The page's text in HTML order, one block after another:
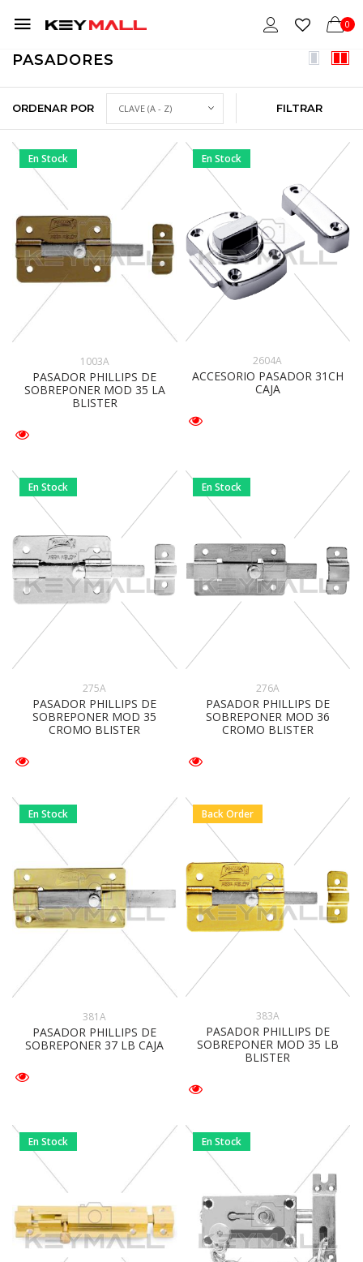
0
PASADORES
ORDENAR POR FILTRAR
En Stock
1003A
PASADOR PHILLIPS DE
SOBREPONER MOD 35 LA
BLISTER
En Stock
2604A
ACCESORIO PASADOR 31CH
CAJA
En Stock
275A
PASADOR PHILLIPS DE
SOBREPONER MOD 35
CROMO BLISTER
En Stock
276A
PASADOR PHILLIPS DE
SOBREPONER MOD 36
CROMO BLISTER
En Stock
381A
PASADOR PHILLIPS DE
SOBREPONER 37 LB CAJA
Back Order
383A
PASADOR PHILLIPS DE
SOBREPONER MOD 35 LB
BLISTER
En Stock En Stock